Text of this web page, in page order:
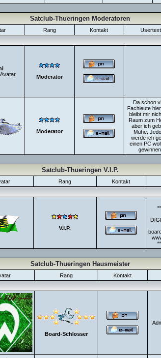
Satclub-Thueringen Moderatoren
Rang Kontakt Usertext
Moderator
Moderator
Da schon
Fachleute
bleibt mir
Raum zum
aber ich
Mühe.
werde ich
einen PC
gewinnen.
Satclub-Thueringen V.I.P.
Rang Kontakt
V.I.P.
Satclub-Thueringen Hausmeister
Rang Kontakt
Board-Schlosser